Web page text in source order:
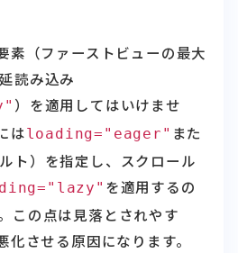
素（ファーストビューの最大
）を適用してはいけませ
は
ト）を指定し、スクロール
を適用するの
この点は見落とされやす
化させる原因になります。